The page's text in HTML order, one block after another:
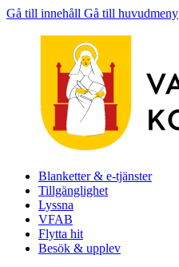
Gå till innehåll Gå till huvudmeny
Blanketter & e-tjänster
Tillgänglighet
Lyssna
VFAB
Flytta hit
Besök & upplev